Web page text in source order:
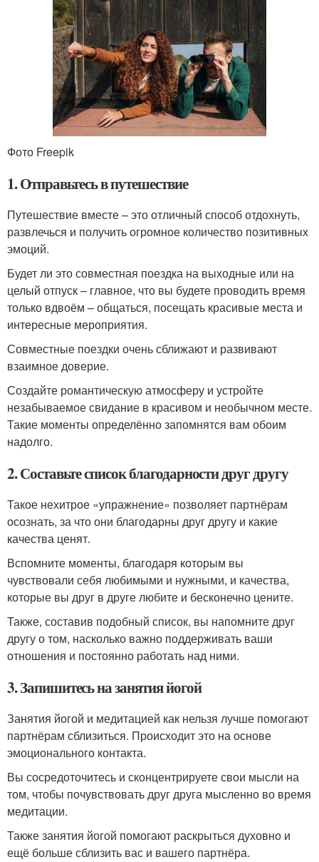
Фото Freepik
1. Отправьтесь в путешествие
Путешествие вместе – это отличный способ отдохнуть,
развлечься и получить огромное количество позитивных
эмоций.
Будет ли это совместная поездка на выходные или на
целый отпуск – главное, что вы будете проводить время
только вдвоём – общаться, посещать красивые места и
интересные мероприятия.
Совместные поездки очень сближают и развивают
взаимное доверие.
Создайте романтическую атмосферу и устройте
незабываемое свидание в красивом и необычном месте.
Такие моменты определённо запомнятся вам обоим
надолго.
2. Составьте список благодарности друг другу
Такое нехитрое «упражнение» позволяет партнёрам
осознать, за что они благодарны друг другу и какие
качества ценят.
Вспомните моменты, благодаря которым вы
чувствовали себя любимыми и нужными, и качества,
которые вы друг в друге любите и бесконечно цените.
Также, составив подобный список, вы напомните друг
другу о том, насколько важно поддерживать ваши
отношения и постоянно работать над ними.
3. Запишитесь на занятия йогой
Занятия йогой и медитацией как нельзя лучше помогают
партнёрам сблизиться. Происходит это на основе
эмоционального контакта.
Вы сосредоточитесь и сконцентрируете свои мысли на
том, чтобы почувствовать друг друга мысленно во время
медитации.
Также занятия йогой помогают раскрыться духовно и
ещё больше сблизить вас и вашего партнёра.